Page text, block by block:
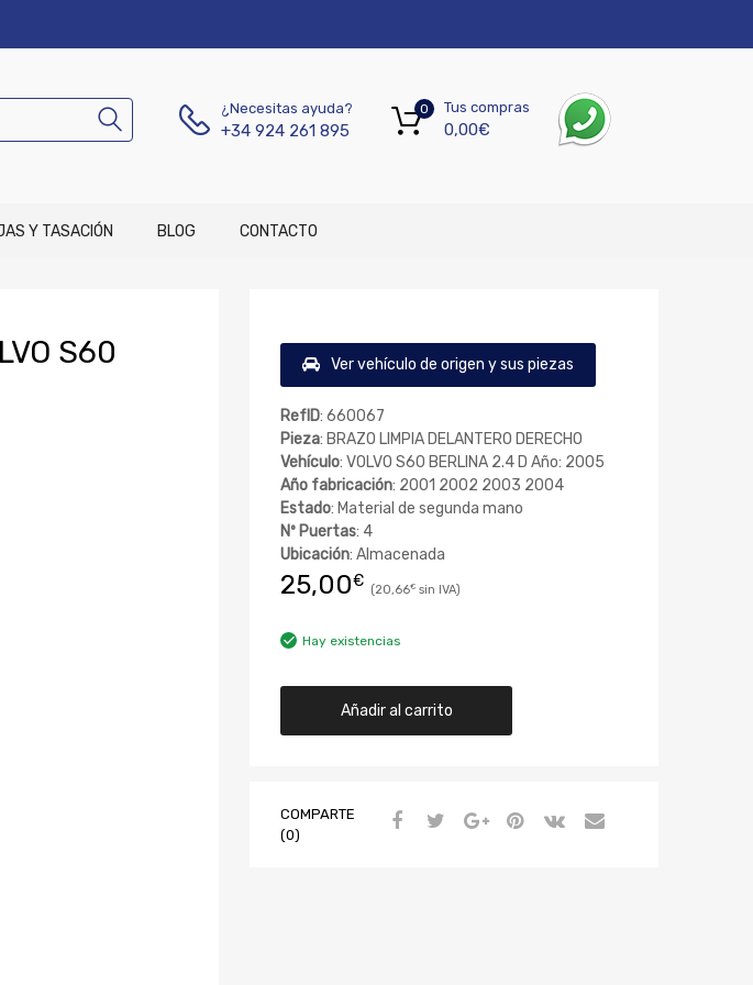
¿Necesitas ayuda?
+34 924 261 895
Tus compras
0,00€
0
Y TASACIÓN BLOG CONTACTO
S60
Ver vehículo de origen y sus piezas
RefID: 660067
Pieza: BRAZO LIMPIA DELANTERO DERECHO
Vehículo: VOLVO S60 BERLINA 2.4 D Año: 2005
Año fabricación: 2001 2002 2003 2004
Estado: Material de segunda mano
Nº Puertas: 4
Ubicación: Almacenada
25,00€ 20,66€
Hay existencias
Añadir al carrito
COMPARTE
(0)